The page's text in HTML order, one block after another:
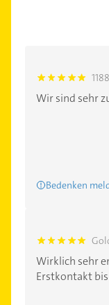
5.0
Wir sind sehr
Bedenken
5.0
Wirklich sehr
Erstkontakt